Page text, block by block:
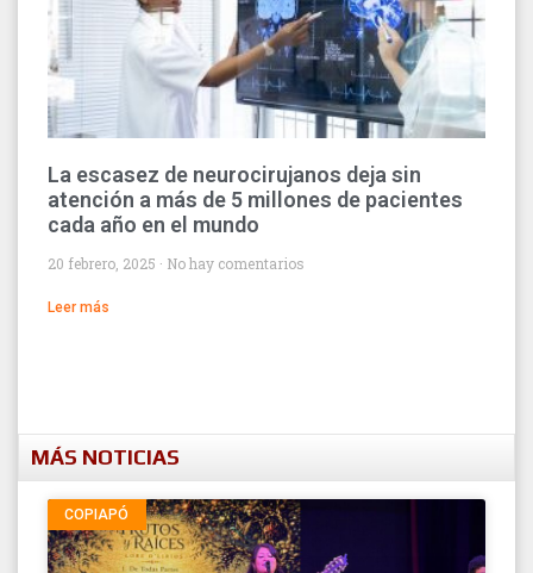
La escasez de neurocirujanos deja sin
atención a más de 5 millones de pacientes
cada año en el mundo
20 febrero, 2025 No hay comentarios
Leer más
MÁS NOTICIAS
COPIAPÓ